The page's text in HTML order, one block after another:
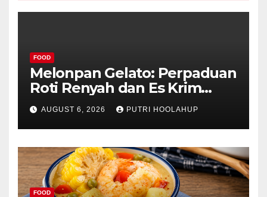
FOOD
Melonpan Gelato: Perpaduan
Roti Renyah dan Es Krim
Lembut yang Menggoda
AUGUST 6, 2026 PUTRI HOOLAHUP
FOOD